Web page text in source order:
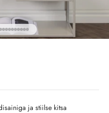
345678
toode 9
toode 10
toode 11
toode 12
Ava toode 13
Ava toode 14
Ava toode 15
Ava toode 16
Ava toode 17
Ava toode 18
Ava toode 19
Ava toode 20
Ava toode 21
ja stiilse kitsa